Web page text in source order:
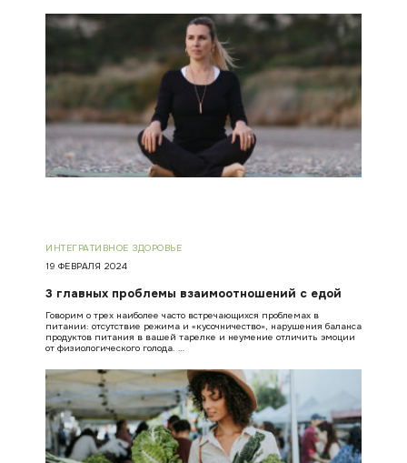
ИНТЕГРАТИВНОЕ ЗДОРОВЬЕ
19 ФЕВРАЛЯ 2024
3 главных проблемы взаимоотношений с едой
Говорим о трех наиболее часто встречающихся проблемах в
питании: отсутствие режима и «кусочничество», нарушения баланса
продуктов питания в вашей тарелке и неумение отличить эмоции
от физиологического голода. …